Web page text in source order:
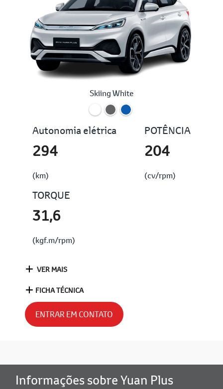
Skiing White
Autonomia elétrica
294
(km)
POTÊNCIA
204
(cv/rpm)
TORQUE
31,6
(kgf.m/rpm)
VER MAIS
FICHA TÉCNICA
ENTRAR EM CONTATO
Informações sobre Yuan Plus